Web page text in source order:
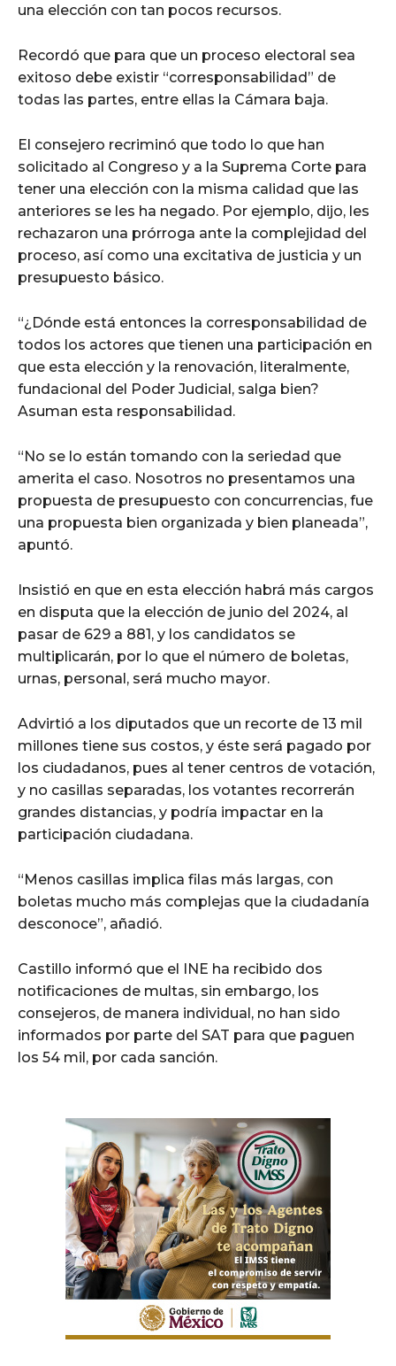
una elección con tan pocos recursos.
Recordó que para que un proceso electoral sea
exitoso debe existir “corresponsabilidad” de
todas las partes, entre ellas la Cámara baja.
El consejero recriminó que todo lo que han
solicitado al Congreso y a la Suprema Corte para
tener una elección con la misma calidad que las
anteriores se les ha negado. Por ejemplo, dijo, les
rechazaron una prórroga ante la complejidad del
proceso, así como una excitativa de justicia y un
presupuesto básico.
“¿Dónde está entonces la corresponsabilidad de
todos los actores que tienen una participación en
que esta elección y la renovación, literalmente,
fundacional del Poder Judicial, salga bien?
Asuman esta responsabilidad.
“No se lo están tomando con la seriedad que
amerita el caso. Nosotros no presentamos una
propuesta de presupuesto con concurrencias, fue
una propuesta bien organizada y bien planeada”,
apuntó.
Insistió en que en esta elección habrá más cargos
en disputa que la elección de junio del 2024, al
pasar de 629 a 881, y los candidatos se
multiplicarán, por lo que el número de boletas,
urnas, personal, será mucho mayor.
Advirtió a los diputados que un recorte de 13 mil
millones tiene sus costos, y éste será pagado por
los ciudadanos, pues al tener centros de votación,
y no casillas separadas, los votantes recorrerán
grandes distancias, y podría impactar en la
participación ciudadana.
“Menos casillas implica filas más largas, con
boletas mucho más complejas que la ciudadanía
desconoce”, añadió.
Castillo informó que el INE ha recibido dos
notificaciones de multas, sin embargo, los
consejeros, de manera individual, no han sido
informados por parte del SAT para que paguen
los 54 mil, por cada sanción.